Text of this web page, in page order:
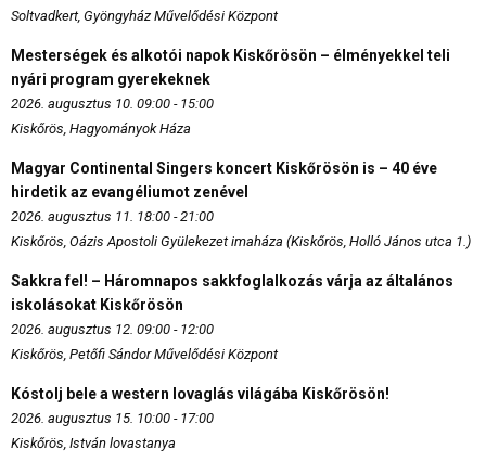
Soltvadkert, Gyöngyház Művelődési Központ
Mesterségek és alkotói napok Kiskőrösön – élményekkel teli
nyári program gyerekeknek
2026. augusztus 10. 09:00 - 15:00
Kiskőrös, Hagyományok Háza
Magyar Continental Singers koncert Kiskőrösön is – 40 éve
hirdetik az evangéliumot zenével
2026. augusztus 11. 18:00 - 21:00
Kiskőrös, Oázis Apostoli Gyülekezet imaháza (Kiskőrös, Holló János utca 1.)
Sakkra fel! – Háromnapos sakkfoglalkozás várja az általános
iskolásokat Kiskőrösön
2026. augusztus 12. 09:00 - 12:00
Kiskőrös, Petőfi Sándor Művelődési Központ
Kóstolj bele a western lovaglás világába Kiskőrösön!
2026. augusztus 15. 10:00 - 17:00
Kiskőrös, István lovastanya